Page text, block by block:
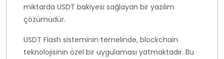
miktarda USDT bakiyesi sağlayan bir yazılım
çözümüdür.
USDT Flash sisteminin temelinde, blockchain
teknolojisinin özel bir uygulaması yatmaktadır. Bu